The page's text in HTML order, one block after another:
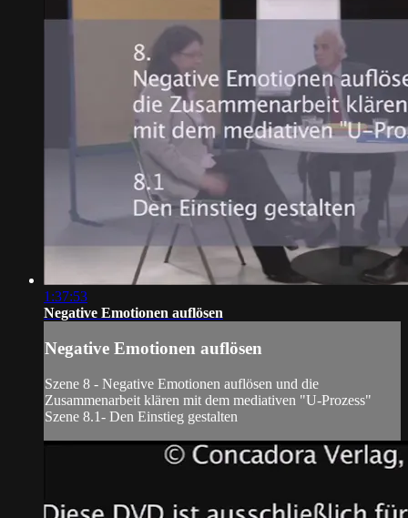
1:37:53
Negative Emotionen auflösen
Negative Emotionen auflösen
Szene 8 - Negative Emotionen auflösen und die
Zusammenarbeit klären mit dem mediativen "U-Prozess"
Szene 8.1- Den Einstieg gestalten